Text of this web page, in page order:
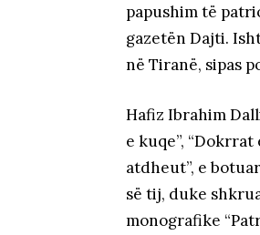
papushim të
gazetën Dajti.
në Tiranë, sipas
Hafiz Ibrahim
e kuqe”,
atdheut”, e
së tij, duke
monografike